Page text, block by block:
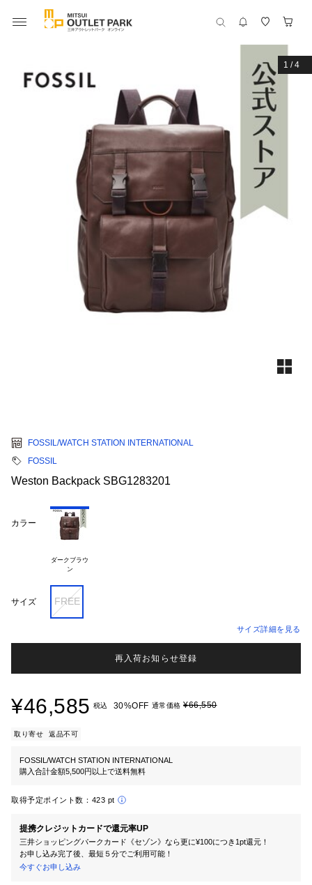
1 /4
FOSSIL/WATCH STATION INTERNATIONAL
FOSSIL
Weston Backpack SBG1283201
カラー
ダークブラウ
サイズ FREE
サイズ詳細を見る
再入荷お知らせ登録
¥46,585 税込 30%OFF 通常価格 ¥66,550
取り寄せ 返品不可
FOSSIL/WATCH STATION INTERNATIONAL
購入合計金額5,500円以上で送料無料
取得予定ポイント数： 423 pt
提携クレジットカードで還元率UP
三井ショッピングパークカード《セゾン》なら更に¥100につき1pt還元！
お申し込み完了後、最短５分でご利用可能！
今すぐお申し込み